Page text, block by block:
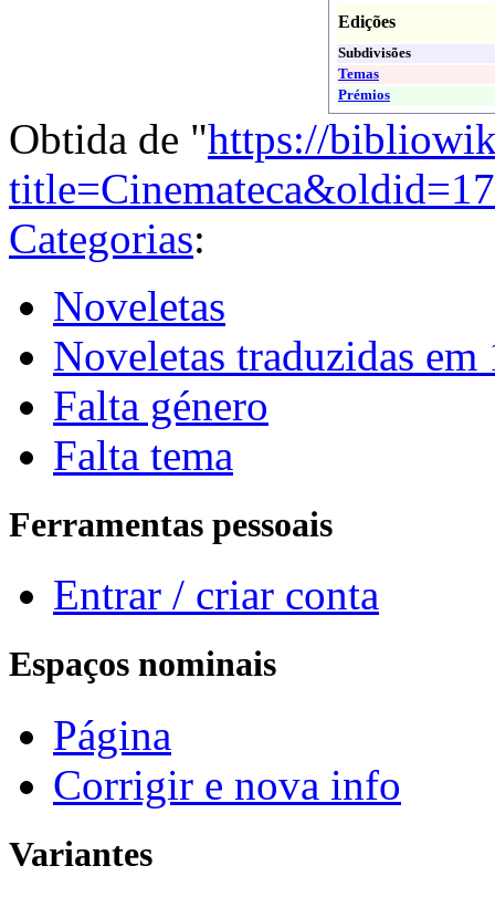
Edições
Subdivisões
Temas
Prémios
Obtida de "https://
Categorias:
Noveletas
Noveletas traduzidas em
Falta género
Falta tema
Ferramentas pessoais
Entrar / criar conta
Espaços nominais
Página
Corrigir e nova info
Variantes